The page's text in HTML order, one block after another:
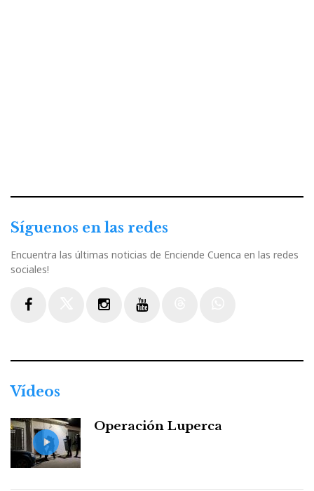
Síguenos en las redes
Encuentra las últimas noticias de Enciende Cuenca en las redes
sociales!
Vídeos
Operación Luperca